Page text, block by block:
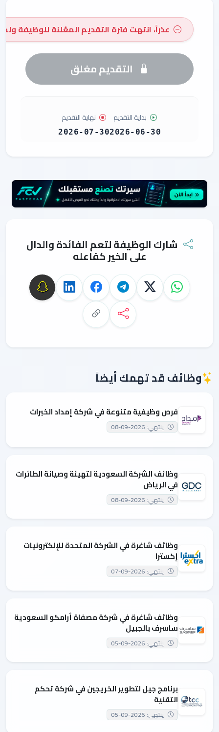
عذراً، انتهت فترة التقديم المعُلنة للوظيفة
التقديم مغلق
بداية التقديم
2026-06-30
نهاية التقديم
2026-07-30
شارك الوظيفة لتعم الفائدة والدال
على الخير كفاعله
وظائف قد تهمك أيضاً
فرص وظيفية متنوعة في شركة إمداد الخبرات
ينتهي: 2026-09-08
وظائف الشركة السعودية لتهيئة وصيانة الطائرات
في الرياض
ينتهي: 2026-09-08
وظائف شاغرة في الشركة المتحدة للإلكترونيات
إكسترا
ينتهي: 2026-09-07
وظائف شاغرة في شركة مصفاة أرامكو السعودية
ساسرف بالجبيل
ينتهي: 2026-09-05
برنامج جيل لتطوير الخريجين في شركة تحكم
التقنية
ينتهي: 2026-09-05